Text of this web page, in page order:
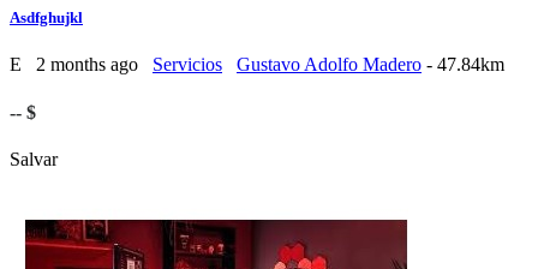
Asdfghujkl
E 2 months ago Servicios Gustavo Adolfo Madero - 47.84km
-- $
Salvar